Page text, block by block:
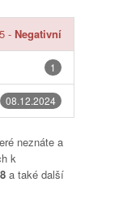
5- Negativní
1
08.12.2024
neznáte a
k
a také další